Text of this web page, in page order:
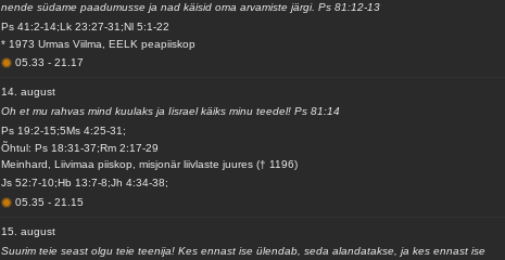
nende südame paadumusse ja nad käisid oma arvamiste järgi. Ps 81:12-13
Ps 41:2-14;Lk 23:27-31;Nl 5:1-22
* 1973 Urmas Viilma, EELK peapiiskop
05.33-21.17
14. august
Oh et mu rahvas mind kuulaks ja Iisrael käiks minu teedel! Ps 81:14
Ps 19:2-15;5Ms 4:25-31;
Õhtul: Ps 18:31-37;Rm 2:17-29
Meinhard, Liivimaa piiskop, misjonär liivlaste juures († 1196)
Js 52:7-10;Hb 13:7-8;Jh 4:34-38;
05.35-21.15
15. august
Suurim teie seast olgu teie teenija! Kes ennast ise ülendab, seda alandatakse, ja kes ennast ise